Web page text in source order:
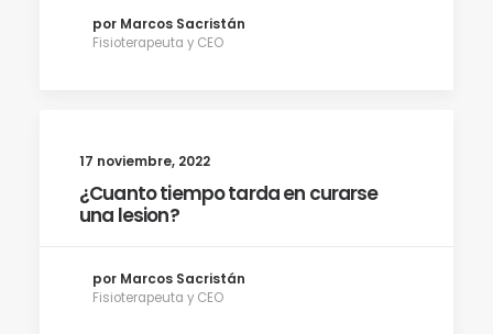
por Marcos Sacristán
Fisioterapeuta y CEO
17 noviembre, 2022
¿Cuanto tiempo tarda en curarse
una lesion?
por Marcos Sacristán
Fisioterapeuta y CEO